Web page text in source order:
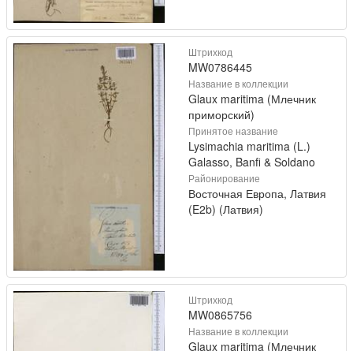
Штрихкод
MW0786445
Название в коллекции
Glaux maritima (Млечник
приморский)
Принятое название
Lysimachia maritima (L.)
Galasso, Banfi & Soldano
Районирование
Восточная Европа, Латвия
(E2b) (Латвия)
Штрихкод
MW0865756
Название в коллекции
Glaux maritima (Млечник